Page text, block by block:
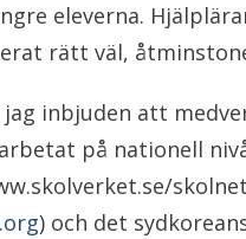
eleverna.
rätt väl,
inbjuden att
på nationell
) och det